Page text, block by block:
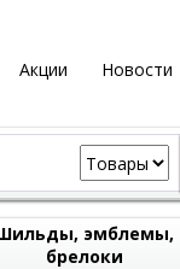
Акции Новости
эмблемы,
брелоки